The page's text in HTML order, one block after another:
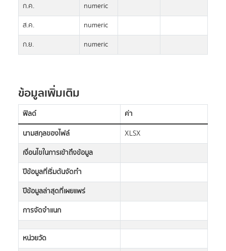
ก.ค.
numeric
ส.ค.
numeric
ก.ย.
numeric
ข้อมูลเพิ่มเติม
ฟิลด์
ค่า
นามสกุลของไฟล์
XLSX
เงื่อนไขในการเข้าถึงข้อมูล
ปีข้อมูลที่เริ่มต้นจัดทำ
ปีข้อมูลล่าสุดที่เผยแพร่
การจัดจำแนก
หน่วยวัด